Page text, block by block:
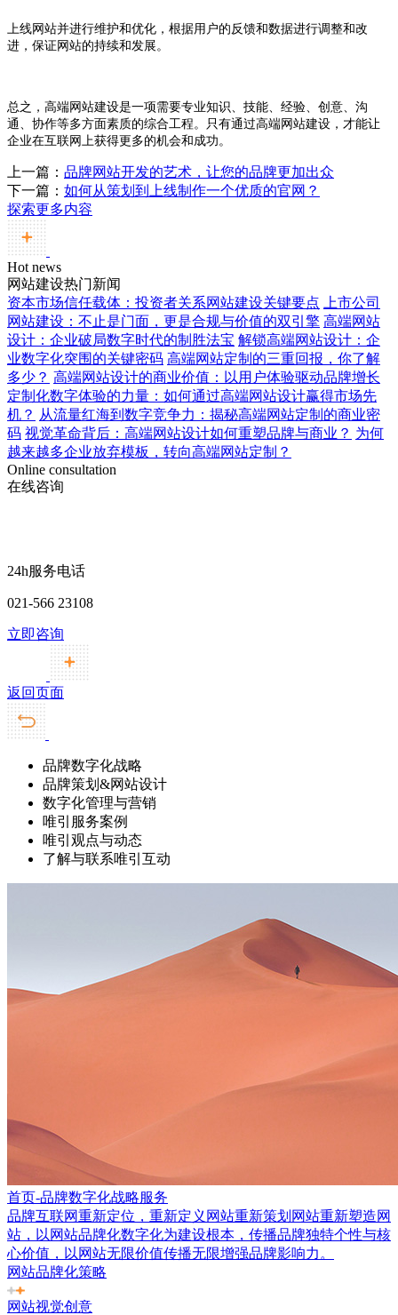
上线网站并进行维护和优化，根据用户的反馈和数据进行调整和改
进，保证网站的持续和发展。
总之，高端网站建设是一项需要专业知识、技能、经验、创意、沟
通、协作等多方面素质的综合工程。只有通过高端网站建设，才能让
企业在互联网上获得更多的机会和成功。
上一篇： 品牌网站开发的艺术，让您的品牌更加出众
下一篇： 如何从策划到上线制作一个优质的官网？
探索更多内容
Hot news
网站建设热门新闻
资本市场信任载体：投资者关系网站建设关键要点
上市公司
网站建设：不止是门面，更是合规与价值的双引擎 高端网站
设计：企业破局数字时代的制胜法宝 解锁高端网站设计：企
业数字化突围的关键密码 高端网站定制的三重回报，你了解
多少？ 高端网站设计的商业价值：以用户体验驱动品牌增长
定制化数字体验的力量：如何通过高端网站设计赢得市场先
机？ 从流量红海到数字竞争力：揭秘高端网站定制的商业密
码 视觉革命背后：高端网站设计如何重塑品牌与商业？ 为何
越来越多企业放弃模板，转向高端网站定制？
Online consultation
在线咨询
24h服务电话
021-566 23108
立即咨询
返回页面
品牌数字化战略
品牌策划&网站设计
数字化管理与营销
唯引服务案例
唯引观点与动态
了解与联系唯引互动
首页-品牌数字化战略服务
品牌互联网重新定位，重新定义网站重新策划网站重新塑造网
站，以网站品牌化数字化为建设根本，传播品牌独特个性与核
心价值，以网站无限价值传播无限增强品牌影响力。
网站品牌化策略
网站视觉创意